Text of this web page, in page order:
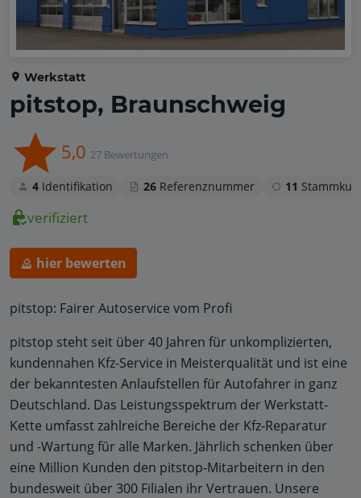
Werkstatt
pitstop, Braunschweig
5,0 27 Bewertungen
4 Identifikation 26 Referenznummer 11
verifiziert
hier bewerten
pitstop: Fairer Autoservice vom Profi
pitstop steht seit über 40 Jahren für unkomplizierten,
kundennahen Kfz-Service in Meisterqualität und ist eine
der bekanntesten Anlaufstellen für Autofahrer in ganz
Deutschland. Das Leistungsspektrum der Werkstatt-
Kette umfasst zahlreiche Bereiche der Kfz-Reparatur
und -Wartung für alle Marken. Jährlich schenken über
eine Million Kunden den pitstop-Mitarbeitern in den
bundesweit über 300 Filialen ihr Vertrauen. Unsere